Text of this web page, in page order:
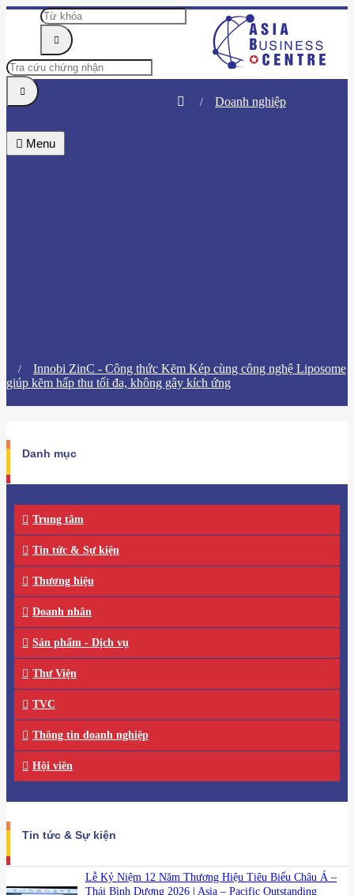
Menu
Doanh nghiệp
​Innobi ZinC - Công thức Kẽm Kép cùng công nghệ Liposome
giúp kẽm hấp thu tối đa, không gây kích ứng
Danh mục
Trung tâm
Tin tức & Sự kiện
Thương hiệu
Doanh nhân
Sản phẩm - Dịch vụ
Thư Viện
TVC
Thông tin doanh nghiệp
Hội viên
Tin tức & Sự kiện
Lễ Kỷ Niệm 12 Năm Thương Hiệu Tiêu Biểu Châu Á –
Thái Bình Dương 2026 | Asia – Pacific Outstanding